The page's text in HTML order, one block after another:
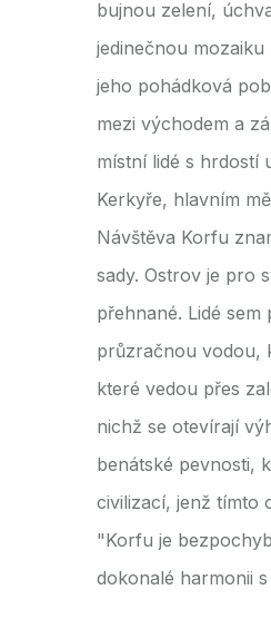
bujnou zelení,
jedinečnou
jeho pohádková
mezi východem a
místní lidé s hrdostí
Kerkyře, hlavním
Návštěva Korfu
sady. Ostrov je pro
přehnané. Lidé
průzračnou vodou,
které vedou přes
nichž se otevírají
benátské pevnosti,
civilizací, jenž tímto
"Korfu je
dokonalé harmonii